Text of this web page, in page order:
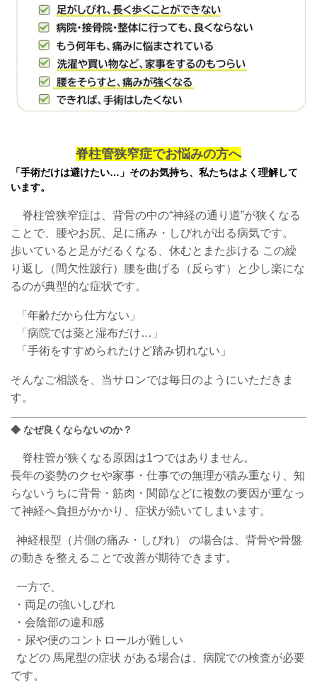
脊柱管狭窄症でお悩みの方へ
「手術だけは避けたい…」そのお気持ち、私たちはよく理解して
います。
脊柱管狭窄症は、背骨の中の“神経の通り道”が狭くなる
ことで、腰やお尻、
足に痛み・しびれが出る病気です。
歩いていると足がだるくなる、休むとまた歩ける この繰
り返し（間欠性跛行）
腰を曲げる（反らす）
と少し楽にな
るのが典型的な症状です。
「年齢だから仕方ない」
「病院では薬と湿布だけ…」
「手術をすすめられたけど踏み切れない」
そんなご相談を、当サロンでは毎日のようにいただきま
す。
◆ なぜ良くならないのか？
脊柱管が狭くなる原因は1つではありません。
長年の姿勢のクセや家事・仕事での無理が積み重なり、知
らないうちに背骨・筋肉・関節などに複数の要因が重なっ
て神経へ負担がかかり、症状が続いてしまいます。
神経根型（片側の痛み・しびれ） の場合は、背骨や骨盤
の動きを整えることで改善が期待できます。
一方で、
・両足の強いしびれ
・会陰部の違和感
・尿や便のコントロールが難しい
などの 馬尾型の症状 がある場合は、病院での検査が必要
です。